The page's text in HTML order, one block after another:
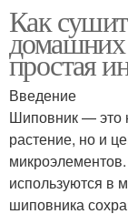
Как
домашних
простая
Введение
Шиповник — это
растение, но и
используются в
шиповника